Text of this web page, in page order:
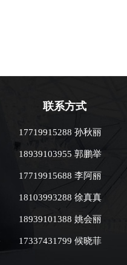
联系方式
17719915288 孙秋丽
18939103955 郭鹏举
17719915688 李阿丽
18103993288 徐真真
18939101388 姚会丽
17337431799 候晓菲